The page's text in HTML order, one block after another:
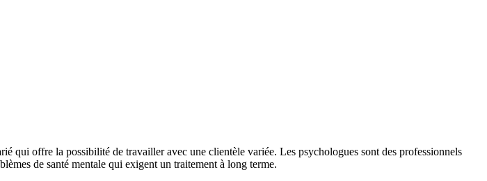
qui offre la possibilité de travailler avec une clientèle variée. Les psychologues sont des professionnels
de santé mentale qui exigent un traitement à long terme.